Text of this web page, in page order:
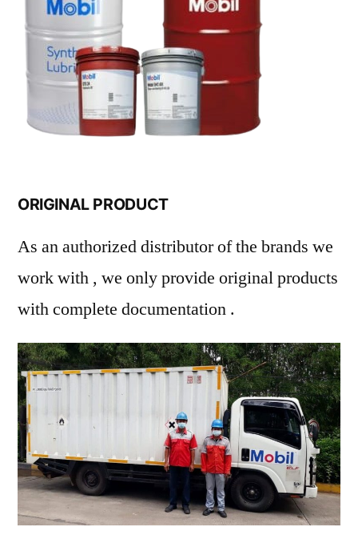
ORIGINAL PRODUCT
As an authorized distributor of the brands we
work with , we only provide original products
with complete documentation .